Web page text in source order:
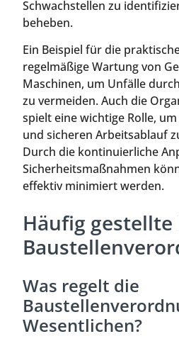
Schwachstellen zu
beheben.
Ein Beispiel für die
regelmäßige Wartung von
Maschinen, um Unfälle
zu vermeiden. Auch die
spielt eine wichtige Rolle,
und sicheren Arbeitsablauf
Durch die kontinuierliche
Sicherheitsmaßnahmen
effektiv minimiert werden.
Häufig gestellte
Was regelt die
Wesentlichen?